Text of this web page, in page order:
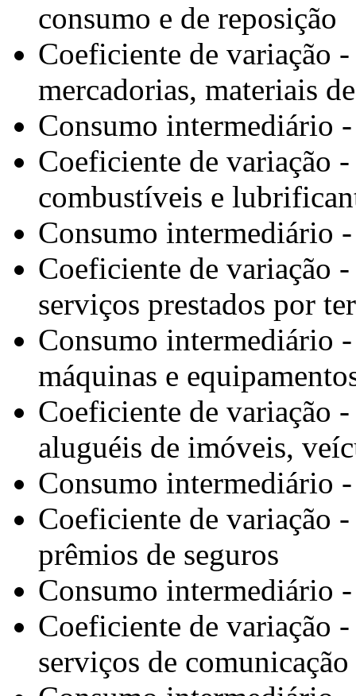
consumo e de reposição
Coeficiente de variação
mercadorias, materiais
Consumo intermediário
Coeficiente de variação
combustíveis e
Consumo intermediário
Coeficiente de variação
serviços prestados por
Consumo intermediário
máquinas e
Coeficiente de variação
aluguéis de imóveis,
Consumo intermediário
Coeficiente de variação
prêmios de seguros
Consumo intermediário
Coeficiente de variação
serviços de comunicação